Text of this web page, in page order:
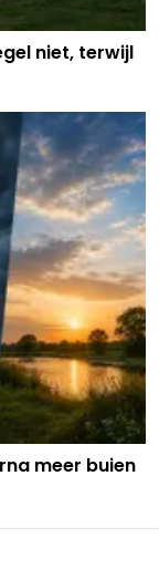
niet, terwijl
meer buien